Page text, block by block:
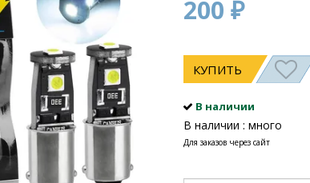
200 ₽
КУПИТЬ
В наличии
В наличии : много
Для заказов через сайт